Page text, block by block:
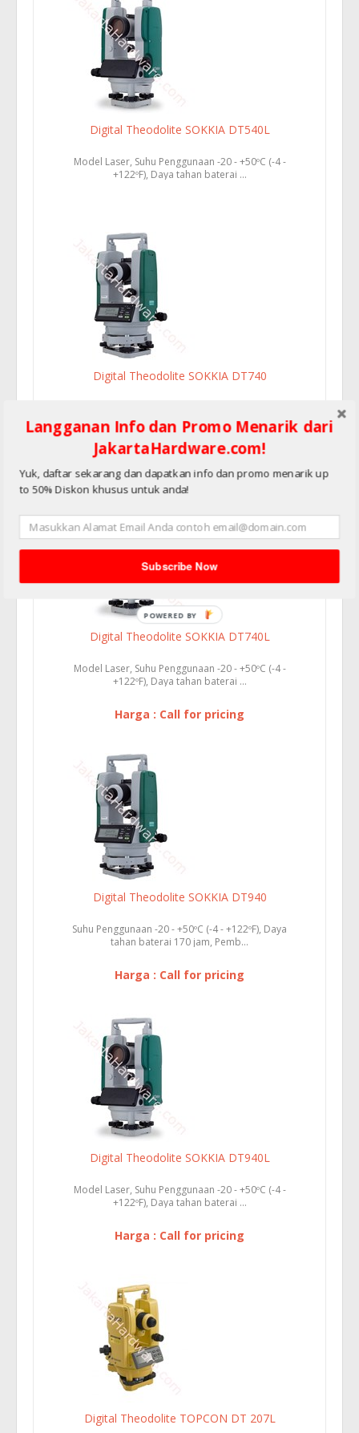
Digital Theodolite SOKKIA DT540L
Model Laser, Suhu Penggunaan -20 - +50ºC (-4 -
+122ºF), Daya tahan baterai ...
Digital Theodolite SOKKIA DT740
tahan baterai 150 jam, Pemb...
Harga : Call for pricing
Digital Theodolite SOKKIA DT740L
Model Laser, Suhu Penggunaan -20 - +50ºC (-4 -
+122ºF), Daya tahan baterai ...
Harga : Call for pricing
Digital Theodolite SOKKIA DT940
Suhu Penggunaan -20 - +50ºC (-4 - +122ºF), Daya
tahan baterai 170 jam, Pemb...
Harga : Call for pricing
Digital Theodolite SOKKIA DT940L
Model Laser, Suhu Penggunaan -20 - +50ºC (-4 -
+122ºF), Daya tahan baterai ...
Harga : Call for pricing
Digital Theodolite TOPCON DT 207L
Langganan Info dan Promo Menarik dari
JakartaHardware.com!
Yuk, daftar sekarang dan dapatkan info dan promo menarik up
to 50% Diskon khusus untuk anda!
Subscribe Now